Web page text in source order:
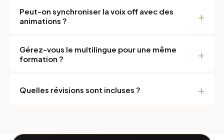
Peut-on synchroniser la voix off avec des
animations ?
Gérez-vous le multilingue pour une même
formation ?
Quelles révisions sont incluses ?